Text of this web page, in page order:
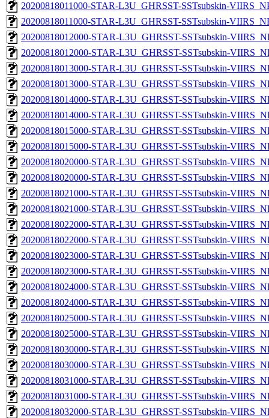
20200818011000-STAR-L3U_GHRSST-SSTsubskin-
20200818011000-STAR-L3U_GHRSST-SSTsubskin-
20200818012000-STAR-L3U_GHRSST-SSTsubskin-
20200818012000-STAR-L3U_GHRSST-SSTsubskin-
20200818013000-STAR-L3U_GHRSST-SSTsubskin-
20200818013000-STAR-L3U_GHRSST-SSTsubskin-
20200818014000-STAR-L3U_GHRSST-SSTsubskin-
20200818014000-STAR-L3U_GHRSST-SSTsubskin-
20200818015000-STAR-L3U_GHRSST-SSTsubskin-
20200818015000-STAR-L3U_GHRSST-SSTsubskin-
20200818020000-STAR-L3U_GHRSST-SSTsubskin-
20200818020000-STAR-L3U_GHRSST-SSTsubskin-
20200818021000-STAR-L3U_GHRSST-SSTsubskin-
20200818021000-STAR-L3U_GHRSST-SSTsubskin-
20200818022000-STAR-L3U_GHRSST-SSTsubskin-
20200818022000-STAR-L3U_GHRSST-SSTsubskin-
20200818023000-STAR-L3U_GHRSST-SSTsubskin-
20200818023000-STAR-L3U_GHRSST-SSTsubskin-
20200818024000-STAR-L3U_GHRSST-SSTsubskin-
20200818024000-STAR-L3U_GHRSST-SSTsubskin-
20200818025000-STAR-L3U_GHRSST-SSTsubskin-
20200818025000-STAR-L3U_GHRSST-SSTsubskin-
20200818030000-STAR-L3U_GHRSST-SSTsubskin-
20200818030000-STAR-L3U_GHRSST-SSTsubskin-
20200818031000-STAR-L3U_GHRSST-SSTsubskin-
20200818031000-STAR-L3U_GHRSST-SSTsubskin-
20200818032000-STAR-L3U_GHRSST-SSTsubskin-